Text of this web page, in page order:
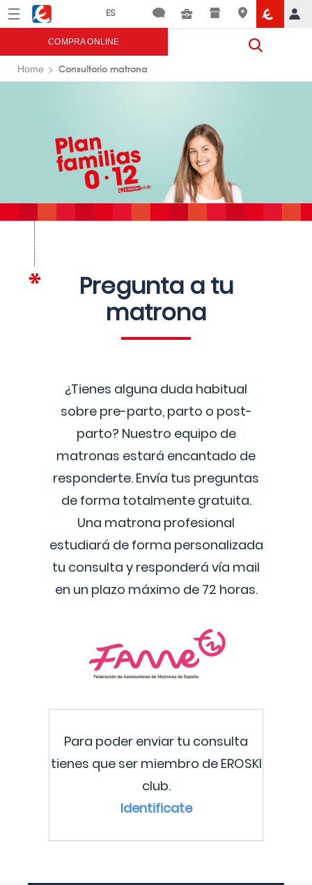
Menú Eroski
COMPRA ONLINE
Home Consultorio matrona
Pregunta a tu
matrona
¿Tienes alguna duda habitual
sobre pre-parto, parto o post-
parto? Nuestro equipo de
matronas estará encantado de
responderte. Envía tus preguntas
de forma totalmente gratuita.
Una matrona profesional
estudiará de forma personalizada
tu consulta y responderá vía mail
en un plazo máximo de 72 horas.
Para poder enviar tu consulta
tienes que ser miembro de EROSKI
club.
Identificate